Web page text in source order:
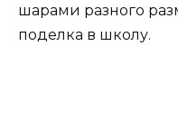
шарами разного
поделка в школу.